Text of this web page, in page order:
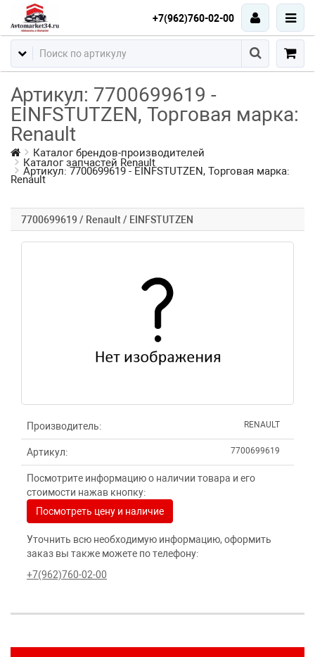
+7(962)760-02-00
Артикул: 7700699619 -
EINFSTUTZEN, Торговая марка:
Renault
Каталог брендов-производителей
Каталог запчастей Renault
Артикул: 7700699619 - EINFSTUTZEN, Торговая марка:
Renault
7700699619 / Renault / EINFSTUTZEN
Производитель: RENAULT
Артикул: 7700699619
Посмотрите информацию о наличии товара и его
стоимости нажав кнопку:
Посмотреть цену и наличие
Уточнить всю необходимую информацию, оформить
заказ вы также можете по телефону:
+7(962)760-02-00